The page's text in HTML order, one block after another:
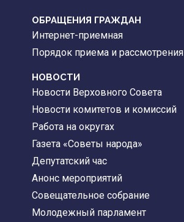
ОБРАЩЕНИЯ ГРАЖДАН
Интернет-приемная
Порядок приема и рассмотрения
НОВОСТИ
Новости Верховного Совета
Новости комитетов и комиссий
Работа на округах
Газета «Советы народа»
Депутатский час
Анонс мероприятий
Совещательное собрание
Молодежный парламент